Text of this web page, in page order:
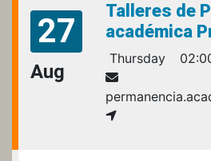
27
Aug
Talleres de
académica
Thursday